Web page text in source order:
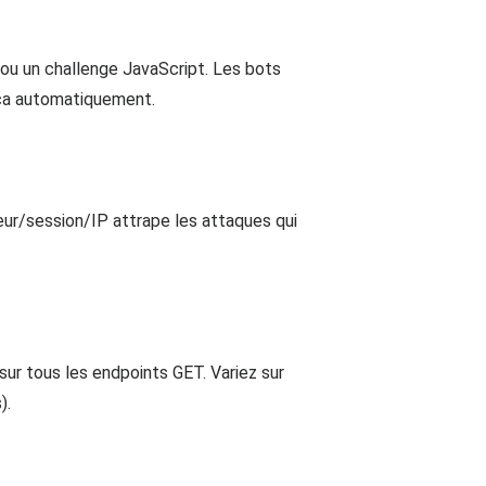
un challenge JavaScript. Les bots
automatiquement.
session/IP attrape les attaques qui
tous les endpoints GET. Variez sur